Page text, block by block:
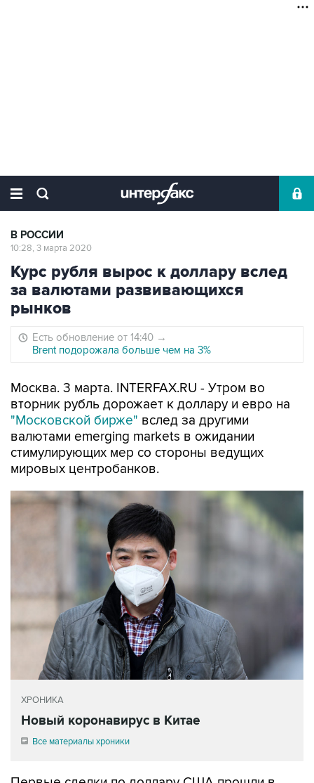
В РОССИИ
10:28, 3 марта 2020
Курс рубля вырос к доллару вслед
за валютами развивающихся
рынков
Есть обновление от 14:40 →
Brent подорожала больше чем на 3%
Москва. 3 марта. INTERFAX.RU - Утром во
вторник рубль дорожает к доллару и евро на
"Московской бирже" вслед за другими
валютами emerging markets в ожидании
стимулирующих мер со стороны ведущих
мировых центробанков.
ХРОНИКА
Новый коронавирус в Китае
Все материалы хроники